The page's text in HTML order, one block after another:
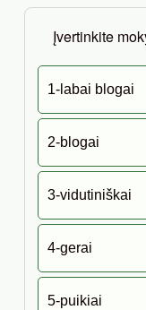
Įvertinkite
1-labai blogai
2-blogai
3-vidutiniškai
4-gerai
5-puikiai